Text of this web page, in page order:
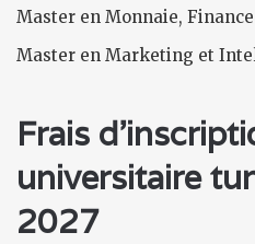
Master en Monnaie,
Master en Marketing et
Frais
universitaire
2027